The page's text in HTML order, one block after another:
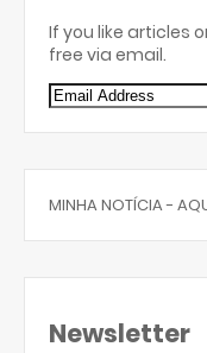
If you like articles
free via email.
MINHA NOTÍCIA -
Newsletter